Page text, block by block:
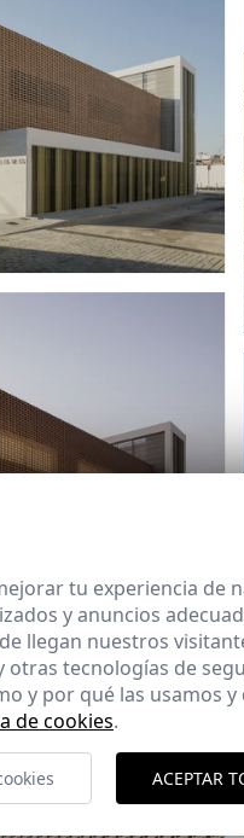
tu experiencia de
y anuncios
llegan nuestros
tecnologías de
y por qué las usamos
de cookies.
ACEPTAR